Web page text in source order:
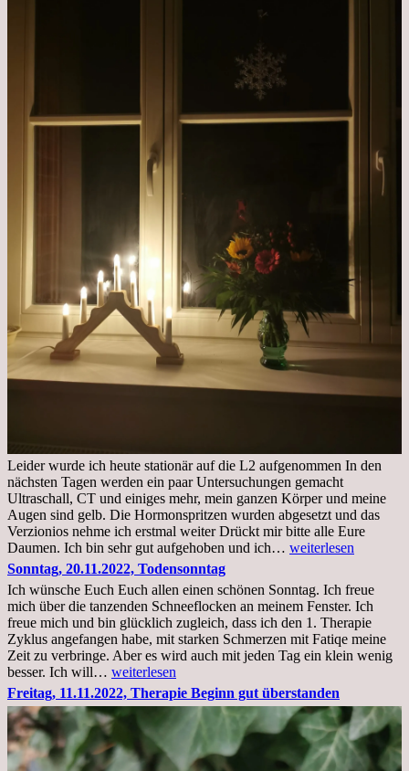
Leider wurde ich heute stationär auf die L2 aufgenommen In den
nächsten Tagen werden ein paar Untersuchungen gemacht
Ultraschall, CT und einiges mehr, mein ganzen Körper und meine
Augen sind gelb. Die Hormonspritzen wurden abgesetzt und das
Verzionios nehme ich erstmal weiter Drückt mir bitte alle Eure
Daumen. Ich bin sehr gut aufgehoben und ich… Mittwoch.
Krankenhaus
stationär
weiterlesen
Sonntag, 20.11.2022, Todensonntag
Ich wünsche Euch Euch allen einen schönen Sonntag. Ich freue
mich über die tanzenden Schneeflocken an meinem Fenster. Ich
freue mich und bin glücklich zugleich, dass ich den 1. Therapie
Zyklus angefangen habe, mit starken Schmerzen mit Fatiqe meine
Zeit zu verbringe. Aber es wird auch mit jeden Tag ein klein wenig
besser. Ich will… Sonntag,
20.11.2022,
Todensonntag
weiterlesen
Freitag, 11.11.2022, Therapie Beginn gut überstanden